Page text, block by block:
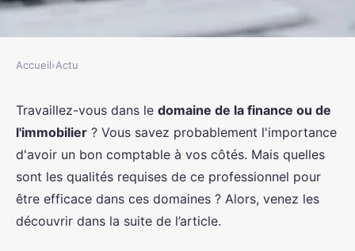
Les qualités essentielles d'un bon
comptable dans le domaine de la
finance et de l'immobilier
rodolphe•18 avril 2023•2 min de lecture
Accueil›Actu
Travaillez-vous dans le domaine de la finance ou de
l'immobilier ? Vous savez probablement l'importance
d'avoir un bon comptable à vos côtés. Mais quelles
sont les qualités requises de ce professionnel pour
être efficace dans ces domaines ? Alors, venez les
découvrir dans la suite de l’article.